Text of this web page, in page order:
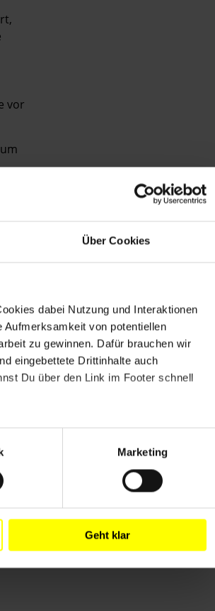
Über Cookies
dabei Nutzung und Interaktionen
Aufmerksamkeit von potentiellen
zu gewinnen. Dafür brauchen wir
eingebettete Drittinhalte auch
Du über den Link im Footer schnell
Marketing
Geht klar
vor
die
Er